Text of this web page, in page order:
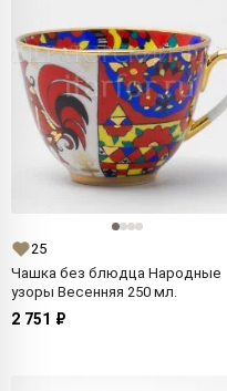
25
Чашка без блюдца Народные
узоры Весенняя 250 мл.
2 751 ₽